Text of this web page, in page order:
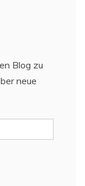
Blog zu
neue